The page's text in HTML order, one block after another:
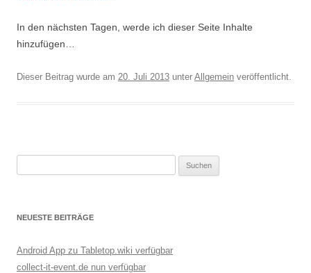
In den nächsten Tagen, werde ich dieser Seite Inhalte
hinzufügen…
Dieser Beitrag wurde am 20. Juli 2013 unter Allgemein veröffentlicht.
nach:
NEUESTE BEITRÄGE
Android App zu Tabletop.wiki verfügbar
collect-it-event.de nun verfügbar